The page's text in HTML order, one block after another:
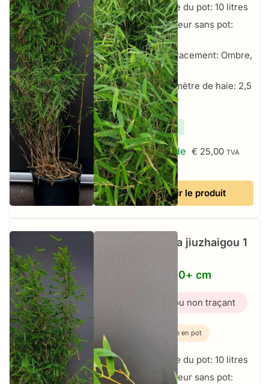
Taille du pot: 10 litres
Hauteur sans pot:
125+ cm
Emplacement: Ombre,
Soleil
Par mètre de haie: 2,5
par mètre
✔En stock
À partir de € 25,00 TVA
incluse
Voir le produit
Fargesia jiuzhaigou 1
10L – 150+ cm
Bambou non traçant
Plante en pot
Taille du pot: 10 litres
Hauteur sans pot: